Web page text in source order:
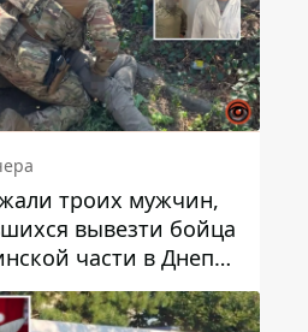
троих мужчин,
вывезти бойца
части в Днепр
долларов: среди
врач